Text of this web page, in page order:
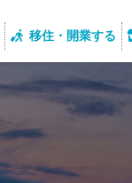
移住・開業する